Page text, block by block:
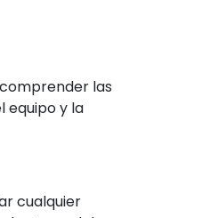
las
equipo y la
cualquier